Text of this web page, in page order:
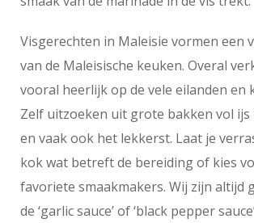
Visgerechten in Maleisie vormen een
van de Maleisische keuken. Overal
vooral heerlijk op de vele eilanden en
Zelf uitzoeken uit grote bakken vol
en vaak ook het lekkerst. Laat je
kok wat betreft de bereiding of kies
favoriete smaakmakers. Wij zijn altijd
de ‘garlic sauce’ of ‘black pepper